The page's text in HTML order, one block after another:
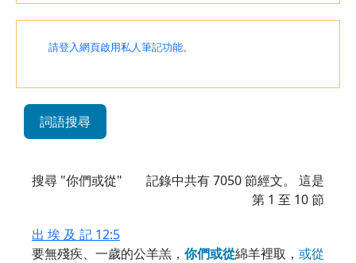
請登入網頁啟用私人筆記功能。
詞語搜尋
搜尋 "你們或從" 記錄中共有7050節經文。 這是
第 1 至 10 節
出 埃 及 記 12:5
要無殘疾、一歲的公羊羔， 你們或從綿羊裡取， 或從